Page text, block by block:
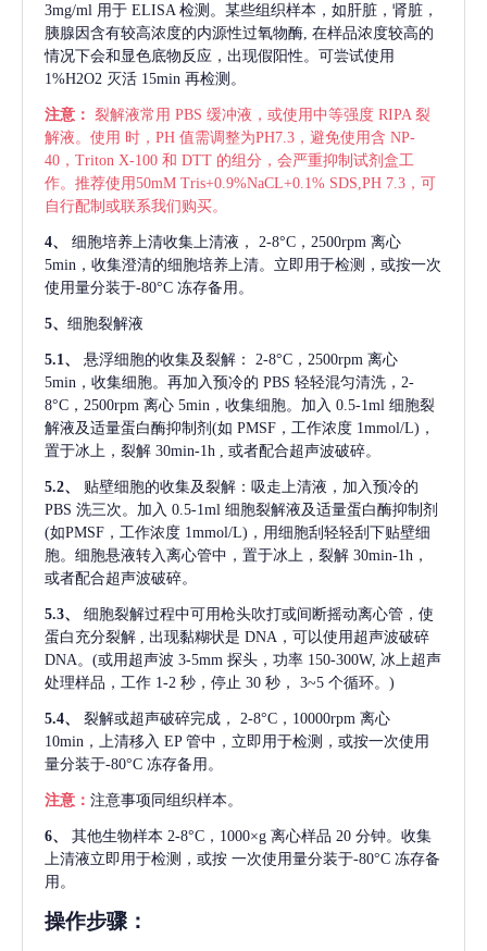
3mg/ml 用于 ELISA 检测。某些组织样本，如肝脏，肾脏，
胰腺因含有较高浓度的内源性过氧物酶, 在样品浓度较高的
情况下会和显色底物反应，出现假阳性。可尝试使用
1%H2O2 灭活 15min 再检测。
注意： 裂解液常用 PBS 缓冲液，或使用中等强度 RIPA 裂
解液。使用 时，PH 值需调整为PH7.3，避免使用含 NP-
40，Triton X-100 和 DTT 的组分，会严重抑制试剂盒工
作。推荐使用50mM Tris+0.9%NaCL+0.1% SDS,PH 7.3，可
自行配制或联系我们购买。
4、 细胞培养上清收集上清液，
2-8°C，2500rpm 离心
5min，收集澄清的细胞培养上清。立即用于检测，或按一次
使用量分装于-80°C 冻存备用。
5、 细胞裂解液
5.1、 悬浮细胞的收集及裂解：
2-8°C，2500rpm 离心
5min，收集细胞。再加入预冷的 PBS 轻轻混匀清洗，2-
8°C，2500rpm 离心 5min，收集细胞。加入 0.5-1ml 细胞裂
解液及适量蛋白酶抑制剂(如 PMSF，工作浓度 1mmol/L)，
置于冰上，裂解 30min-1h , 或者配合超声波破碎。
5.2、
贴壁细胞的收集及裂解：吸走上清液，加入预冷的
PBS 洗三次。加入 0.5-1ml 细胞裂解液及适量蛋白酶抑制剂
(如PMSF，工作浓度 1mmol/L)，用细胞刮轻轻刮下贴壁细
胞。细胞悬液转入离心管中，置于冰上，裂解 30min-1h，
或者配合超声波破碎。
5.3、
细胞裂解过程中可用枪头吹打或间断摇动离心管，使
蛋白充分裂解
, 出现黏糊状是 DNA，可以使用超声波破碎
DNA。(或用超声波 3-5mm 探头，功率 150-300W, 冰上超声
处理样品，工作 1-2 秒，停止 30 秒， 3~5 个循环。)
5.4、 裂解或超声破碎完成，
2-8°C，10000rpm 离心
10min，上清移入 EP 管中，立即用于检测，或按一次使用
量分装于-80°C 冻存备用。
注意： 注意事项同组织样本。
6、 其他生物样本 2-8°C，1000×g 离心样品 20 分钟。收集
上清液立即用于检测，或按 一次使用量分装于-80°C 冻存备
用。
操作步骤：